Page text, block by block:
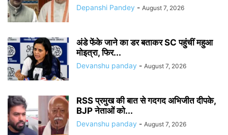
Depanshi Pandey - August 7, 2026
अंडे फेंके जाने का डर बताकर SC पहुंचीं महुआ
मोइत्रा, फिर...
Devanshu panday - August 7, 2026
RSS प्रमुख की बात से गदगद अभिजीत दीपके,
BJP नेताओं को...
Devanshu panday - August 7, 2026